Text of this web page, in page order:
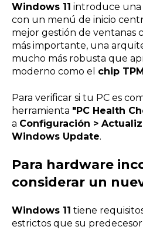
Windows 11 introduce una
con un menú de inicio
mejor gestión de ventanas
más importante, una
mucho más robusta que
moderno como el chip
Para verificar si tu PC es
herramienta "PC Health
a Configuración >
Windows Update.
Para hardware
considerar un
Windows 11 tiene
estrictos que su